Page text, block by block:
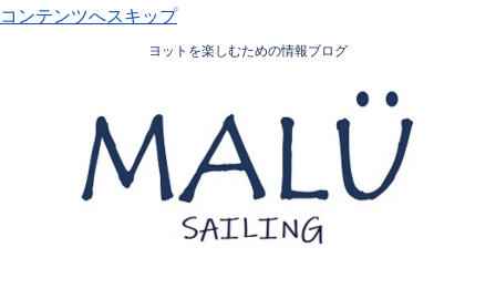
コンテンツへスキップ
ヨットを楽しむための情報ブログ